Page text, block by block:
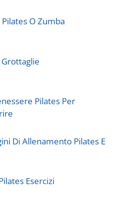
O Zumba
Pilates Per
Di Allenamento Pilates E
Esercizi